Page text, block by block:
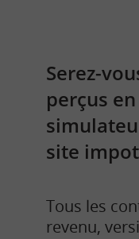
Serez-
perçus
site
Tous les
revenu,